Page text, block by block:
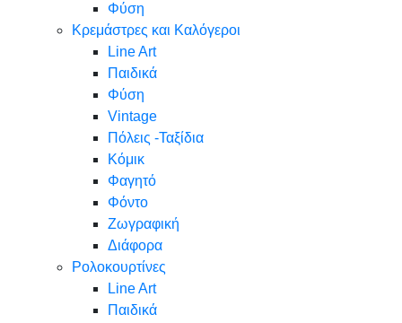
Φύση
Κρεμάστρες και Καλόγεροι
Line Art
Παιδικά
Φύση
Vintage
Πόλεις -Ταξίδια
Κόμικ
Φαγητό
Φόντο
Ζωγραφική
Διάφορα
Ρολοκουρτίνες
Line Art
Παιδικά